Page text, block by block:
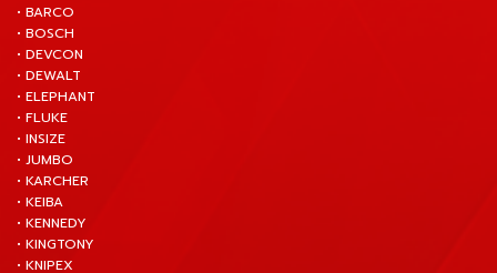
• BARCO
• BOSCH
• DEVCON
• DEWALT
• ELEPHANT
• FLUKE
• INSIZE
• JUMBO
• KARCHER
• KEIBA
• KENNEDY
• KINGTONY
• KNIPEX